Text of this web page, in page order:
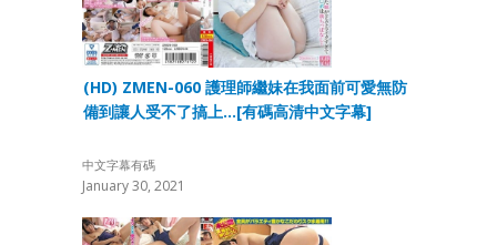
(HD) ZMEN-060 護理師繼妹在我面前可愛無防
備到讓人受不了搞上…[有碼高清中文字幕]
中文字幕有碼
January 30, 2021